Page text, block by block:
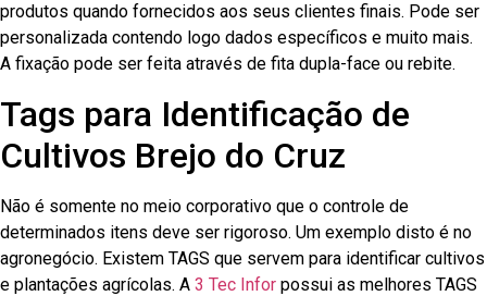
produtos quando fornecidos aos seus clientes finais. Pode ser
personalizada contendo logo dados específicos e muito mais.
A fixação pode ser feita através de fita dupla-face ou rebite.
Tags para Identificação de
Cultivos Brejo do Cruz
Não é somente no meio corporativo que o controle de
determinados itens deve ser rigoroso. Um exemplo disto é no
agronegócio. Existem TAGS que servem para identificar cultivos
e plantações agrícolas. A 3 Tec Infor possui as melhores TAGS